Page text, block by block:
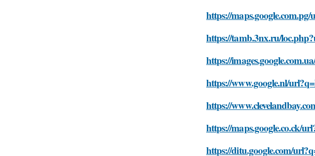
https://
https://tamb.3nx.ru/
https://
https://www.google.nl/
https://
https://maps.google.co.ck/
https://ditu.google.com/